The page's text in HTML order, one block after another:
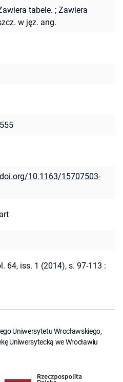
tabele. ; Zawiera
w jęz. ang.
10.1163/15707503-
art
64, iss. 1 (2014), s. 97-113 :
Uniwersytetu Wrocławskiego,
Uniwersytecką we Wrocławiu